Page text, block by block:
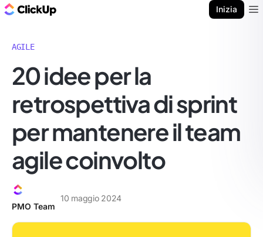
Inizia
AGILE
20 idee per la
retrospettiva di sprint
per mantenere il team
agile coinvolto
PMO Team
10 maggio 2024